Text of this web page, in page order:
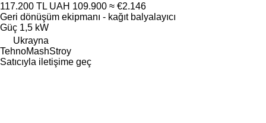
117.200 TL UAH 109.900 ≈ €2.146
Geri dönüşüm ekipmanı - kağıt balyalayıcı
Güç 1,5 kW
Ukrayna
TehnoMashStroy
Satıcıyla iletişime geç